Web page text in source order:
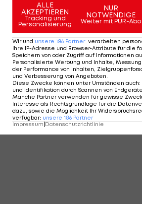
ALLE
AKZEPTIEREN
Tracking und
Personalisierung
NUR
NOTWENDIGE
Weiter mit PUR-Abo
Wir und unsere 186 Partner verarbeiten
Ihre IP-Adresse und Browser-Attribute für die
Speichern von oder Zugriff auf Informationen
Personalisierte Werbung und Inhalte,
der Performance von Inhalten,
und Verbesserung von Angeboten.
Diese Zwecke können unter Umständen auch:
und Identifikation durch Scannen von
Manche Partner verwenden für gewisse
Interesse als Rechtsgrundlage für die
dazu, sowie die Möglichkeit Ihr
verfügbar: unsere 186 Partner
Impressum Datenschutzrichtlinie